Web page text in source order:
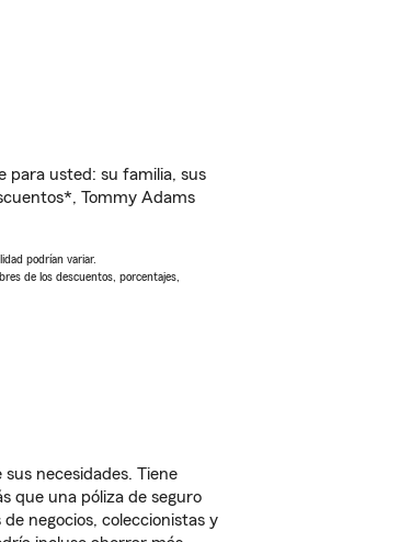
para usted: su familia, sus
Tommy Adams
podrían variar.
de los descuentos, porcentajes,
necesidades. Tiene
que una póliza de seguro
negocios, coleccionistas y